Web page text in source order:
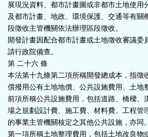
展現況資料、都市計畫圖或非都市土地使
及都市計畫、地政、環境保護、交通等有
段徵收主管機關依法辦理區段徵收。
開發計畫因配合都市計畫或土地徵收審議
請行政院備查。
第 二十六 條
本法第十九條第二項所稱開發總成本，指
償撥用公有土地地價、公共設施費用、土
前項所稱公共設施費用，包括道路、橋樑
場之規劃設計費、施工費、材料費、工程
的事業主管機關核定之其他公共設施，亦同。
第一項所稱土地整理費用，包括土地改良